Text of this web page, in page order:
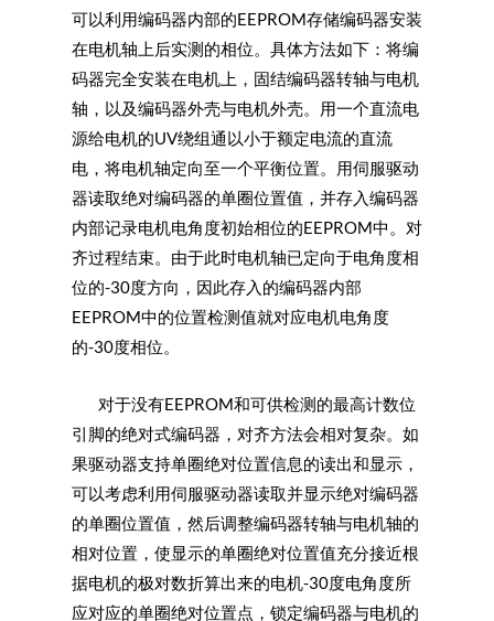
可以利用编码器内部的EEPROM存储编码器安装
在电机轴上后实测的相位。具体方法如下：将编
码器完全安装在电机上，固结编码器转轴与电机
轴，以及编码器外壳与电机外壳。用一个直流电
源给电机的UV绕组通以小于额定电流的直流
电，将电机轴定向至一个平衡位置。用伺服驱动
器读取绝对编码器的单圈位置值，并存入编码器
内部记录电机电角度初始相位的EEPROM中。对
齐过程结束。由于此时电机轴已定向于电角度相
位的-30度方向，因此存入的编码器内部
EEPROM中的位置检测值就对应电机电角度
的-30度相位。
对于没有EEPROM和可供检测的最高计数位
引脚的绝对式编码器，对齐方法会相对复杂。如
果驱动器支持单圈绝对位置信息的读出和显示，
可以考虑利用伺服驱动器读取并显示绝对编码器
的单圈位置值，然后调整编码器转轴与电机轴的
相对位置，使显示的单圈绝对位置值充分接近根
据电机的极对数折算出来的电机-30度电角度所
应对应的单圈绝对位置点，锁定编码器与电机的